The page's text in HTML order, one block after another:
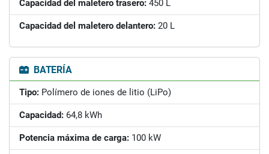
Capacidad del maletero trasero: 450 L
Capacidad del maletero delantero: 20 L
BATERÍA
Tipo: Polímero de iones de litio (LiPo)
Capacidad: 64,8 kWh
Potencia máxima de carga: 100 kW